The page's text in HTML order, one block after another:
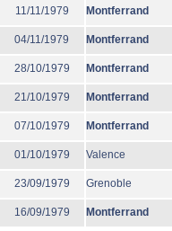
11/11/1979 Montferrand
04/11/1979 Montferrand
28/10/1979 Montferrand
21/10/1979 Montferrand
07/10/1979 Montferrand
01/10/1979 Valence
23/09/1979 Grenoble
16/09/1979 Montferrand